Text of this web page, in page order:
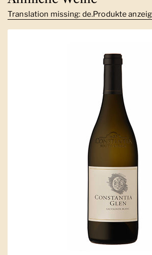
Translation missing: de.Produkte